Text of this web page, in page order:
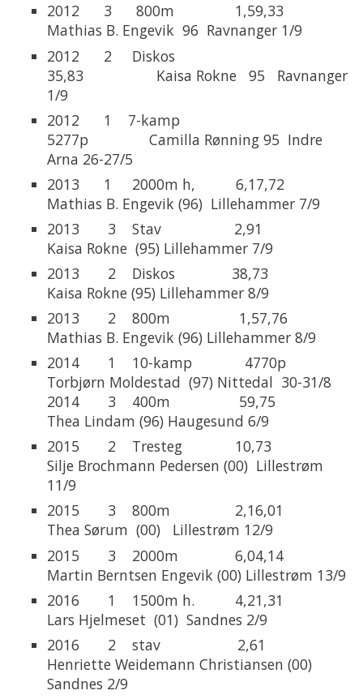
2012 3 800m 1,59,33
Mathias B. Engevik 96 Ravnanger 1/9
2012 2 Diskos
35,83 Kaisa Rokne 95 Ravnanger
1/9
2012 1 7-kamp
5277p Camilla Rønning 95 Indre
Arna 26-27/5
2013 1 2000m h, 6,17,72
Mathias B. Engevik (96) Lillehammer 7/9
2013 3 Stav 2,91
Kaisa Rokne (95) Lillehammer 7/9
2013 2 Diskos 38,73
Kaisa Rokne (95) Lillehammer 8/9
2013 2 800m 1,57,76
Mathias B. Engevik (96) Lillehammer 8/9
2014 1 10-kamp 4770p
Torbjørn Moldestad (97) Nittedal 30-31/8
2014 3 400m 59,75
Thea Lindam (96) Haugesund 6/9
2015 2 Tresteg 10,73
Silje Brochmann Pedersen (00) Lillestrøm
11/9
2015 3 800m 2,16,01
Thea Sørum (00) Lillestrøm 12/9
2015 3 2000m 6,04,14
Martin Berntsen Engevik (00) Lillestrøm 13/9
2016 1 1500m h. 4,21,31
Lars Hjelmeset (01) Sandnes 2/9
2016 2 stav 2,61
Henriette Weidemann Christiansen (00)
Sandnes 2/9